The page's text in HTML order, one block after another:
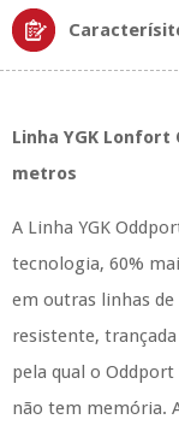
Linha YGK Lonfort
metros
A Linha YGK
tecnologia, 60%
em outras linhas
resistente,
pela qual o
não tem memória.